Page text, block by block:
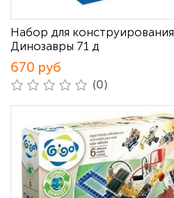
Набор для конструирования
Динозавры 71 д
670 руб
(0)